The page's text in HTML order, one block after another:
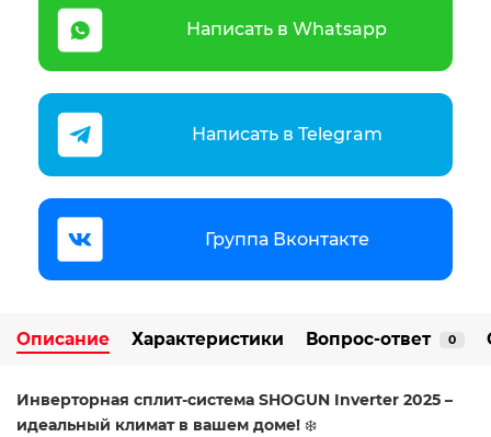
Написать в Whatsapp
Написать в Telegram
Группа Вконтакте
Описание Характеристики Вопрос-ответ 0
Инверторная сплит-система SHOGUN Inverter 2025 –
идеальный климат в вашем доме! ️❄️